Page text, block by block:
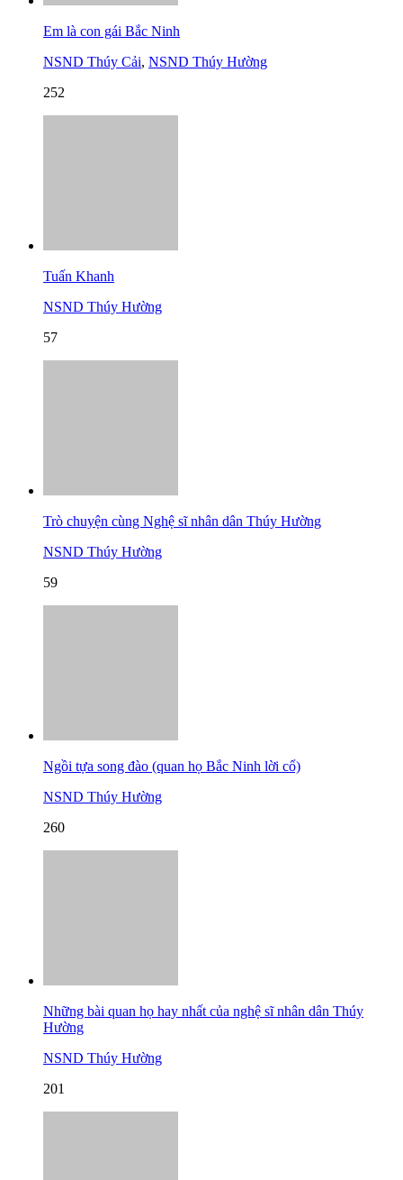
Em là con gái Bắc Ninh
NSND Thúy Cải, NSND Thúy Hường
252
Tuấn Khanh
NSND Thúy Hường
57
Trò chuyện cùng Nghệ sĩ nhân dân Thúy Hường
NSND Thúy Hường
59
Ngồi tựa song đào (quan họ Bắc Ninh lời cổ)
NSND Thúy Hường
260
Những bài quan họ hay nhất của nghệ sĩ nhân dân Thúy
Hường
NSND Thúy Hường
201